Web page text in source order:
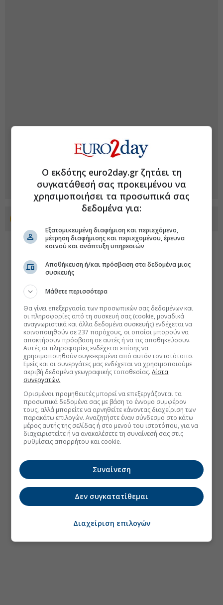
Ο εκδότης euro2day.gr ζητάει τη
συγκατάθεσή σας προκειμένου να
χρησιμοποιήσει τα προσωπικά σας
δεδομένα για:
Εξατομικευμένη διαφήμιση και περιεχόμενο,
μέτρηση διαφήμισης και περιεχομένου, έρευνα
κοινού και ανάπτυξη υπηρεσιών
Αποθήκευση ή/και πρόσβαση στα δεδομένα μιας
συσκευής
Μάθετε περισσότερα
Θα γίνει επεξεργασία των προσωπικών σας δεδομένων και
οι πληροφορίες από τη συσκευή σας (cookie, μοναδικά
αναγνωριστικά και άλλα δεδομένα συσκευής) ενδέχεται να
κοινοποιηθούν σε 237 παρόχους, οι οποίοι μπορούν να
αποκτήσουν πρόσβαση σε αυτές ή να τις αποθηκεύσουν.
Αυτές οι πληροφορίες ενδέχεται επίσης να
χρησιμοποιηθούν συγκεκριμένα από αυτόν τον ιστότοπο.
Εμείς και οι συνεργάτες μας ενδέχεται να χρησιμοποιούμε
ακριβή δεδομένα γεωγραφικής τοποθεσίας.Λίστα
συνεργατών.
Ορισμένοι προμηθευτές μπορεί να επεξεργάζονται τα
προσωπικά δεδομένα σας με βάση το έννομο συμφέρον
τους, αλλά μπορείτε να αρνηθείτε κάνοντας διαχείριση των
παρακάτω επιλογών. Αναζητήστε έναν σύνδεσμο στο κάτω
μέρος αυτής της σελίδας ή στο μενού του ιστοτόπου, για να
διαχειριστείτε ή να ανακαλέσετε τη συναίνεσή σας στις
ρυθμίσεις απορρήτου και cookie.
Συναίνεση
Δεν συγκατατίθεμαι
Διαχείριση επιλογών